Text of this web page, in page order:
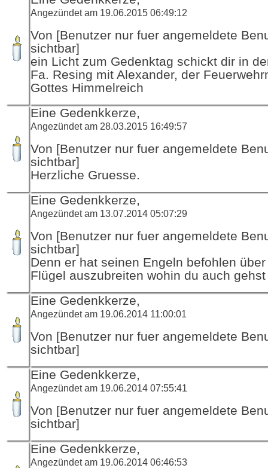
Angezündet am 19.06.2015 06:49:12
Von [Benutzer nur fuer angemeldete
sichtbar]
ein Licht zum Gedenktag schickt dir in
Fa. Resing mit Alexander, der
Gottes Himmelreich
Eine Gedenkkerze,
Angezündet am 28.03.2015 16:49:57
Von [Benutzer nur fuer angemeldete
sichtbar]
Herzliche Gruesse.
Eine Gedenkkerze,
Angezündet am 13.07.2014 05:07:29
Von [Benutzer nur fuer angemeldete
sichtbar]
Denn er hat seinen Engeln befohlen
Flügel auszubreiten wohin du auch gehst
Eine Gedenkkerze,
Angezündet am 19.06.2014 11:00:01
Von [Benutzer nur fuer angemeldete
sichtbar]
Eine Gedenkkerze,
Angezündet am 19.06.2014 07:55:41
Von [Benutzer nur fuer angemeldete
sichtbar]
Eine Gedenkkerze,
Angezündet am 19.06.2014 06:46:53